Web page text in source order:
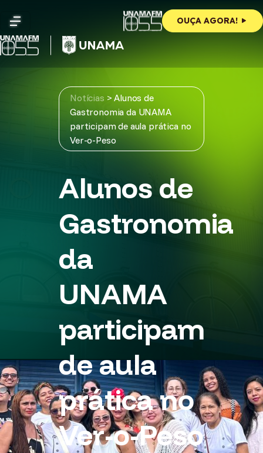
content
OUÇA AGORA!
Notícias >Alunos de
Gastronomia da UNAMA
participam de aula prática no
Ver-o-Peso
Alunos de
Gastronomia
da
UNAMA
participam
de aula
prática no
Ver-o-Peso